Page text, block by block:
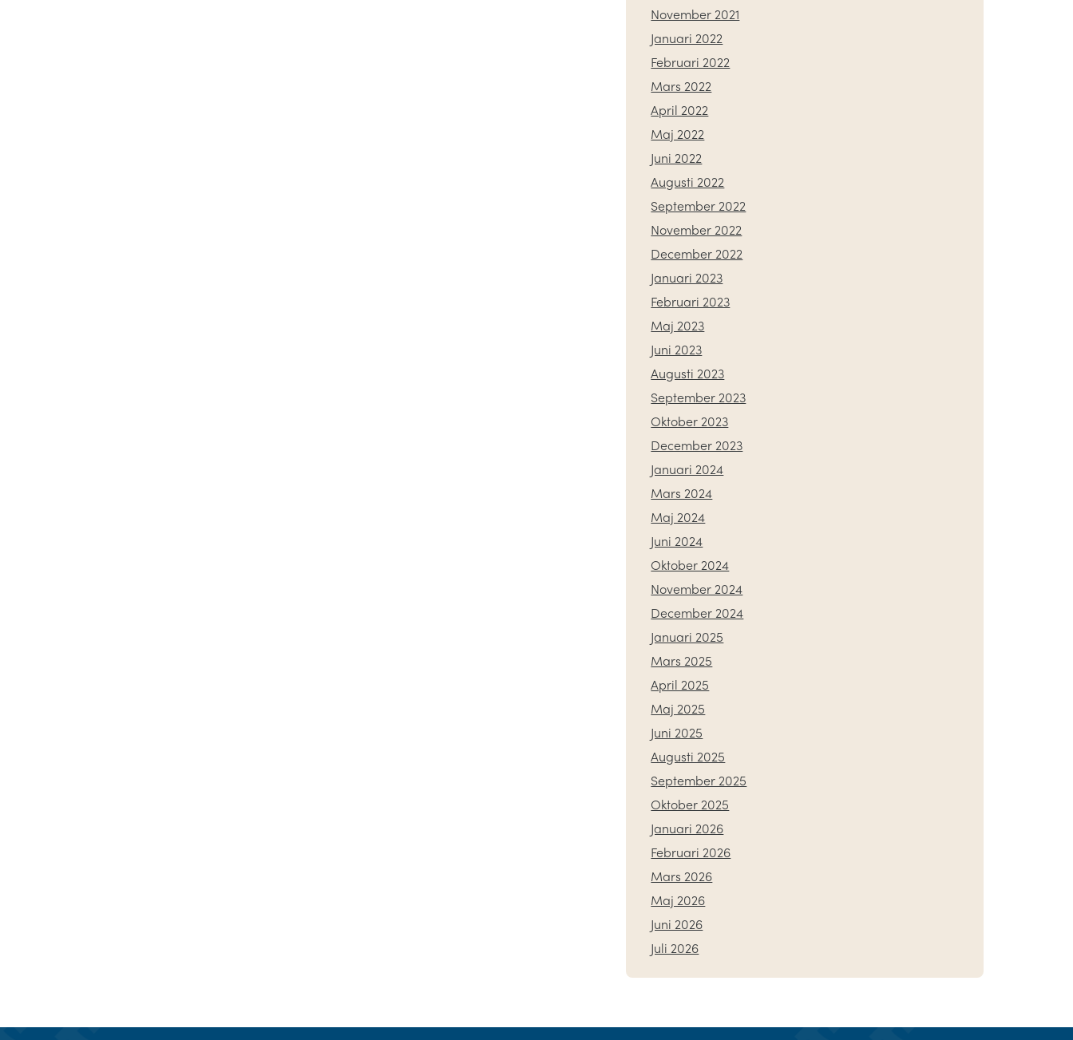
November 2021
Januari 2022
Februari 2022
Mars 2022
April 2022
Maj 2022
Juni 2022
Augusti 2022
September 2022
November 2022
December 2022
Januari 2023
Februari 2023
Maj 2023
Juni 2023
Augusti 2023
September 2023
Oktober 2023
December 2023
Januari 2024
Mars 2024
Maj 2024
Juni 2024
Oktober 2024
November 2024
December 2024
Januari 2025
Mars 2025
April 2025
Maj 2025
Juni 2025
Augusti 2025
September 2025
Oktober 2025
Januari 2026
Februari 2026
Mars 2026
Maj 2026
Juni 2026
Juli 2026